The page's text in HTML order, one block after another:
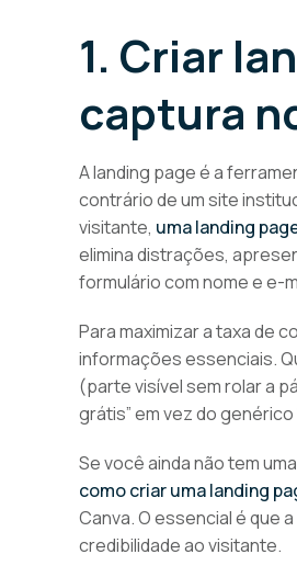
1. Criar
captura
A landing page é a
contrário de um site
visitante, uma landing
elimina distrações,
formulário com nome e e-
Para maximizar a taxa de
informações essenciais.
(parte visível sem rolar a
grátis” em vez do
Se você ainda não tem
como criar uma landing
Canva. O essencial é que
credibilidade ao visitante.